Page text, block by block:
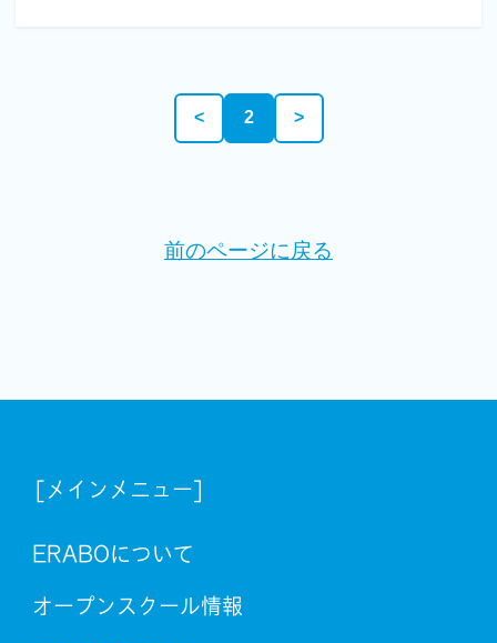
< 2 >
前のページに戻る
[メインメニュー]
ERABOについて
オープンスクール情報